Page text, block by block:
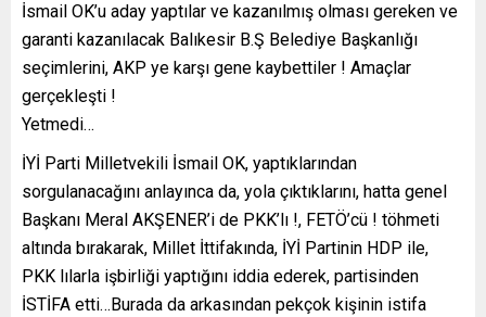
İsmail OK’u aday yaptılar ve kazanılmış olması gereken ve
garanti kazanılacak Balıkesir B.Ş Belediye Başkanlığı
seçimlerini, AKP ye karşı gene kaybettiler ! Amaçlar
gerçekleşti !
Yetmedi…
İYİ Parti Milletvekili İsmail OK, yaptıklarından
sorgulanacağını anlayınca da, yola çıktıklarını, hatta genel
Başkanı Meral AKŞENER’i de PKK’lı !, FETÖ’cü ! töhmeti
altında bırakarak, Millet İttifakında, İYİ Partinin HDP ile,
PKK lılarla işbirliği yaptığını iddia ederek, partisinden
İSTİFA etti…Burada da arkasından pekçok kişinin istifa